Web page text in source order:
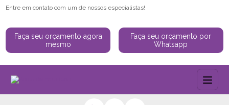
Entre em contato com um de nossos especialistas!
Faça seu orçamento agora
mesmo
Faça seu orçamento por
Whatsapp